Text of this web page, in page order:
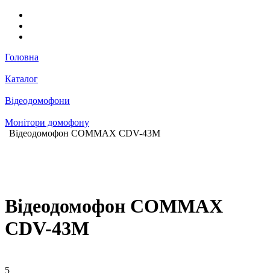
Головна
Каталог
Відеодомофони
Монітори домофону
Відеодомофон COMMAX CDV-43M
Відеодомофон COMMAX
CDV-43M
5